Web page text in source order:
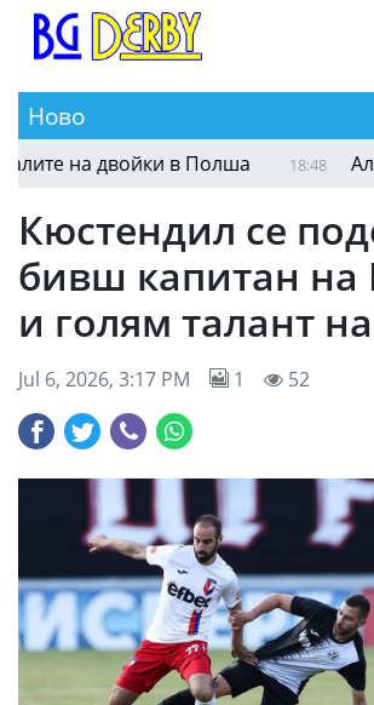
Ново
18:59 Александър Донски ще играе
Кюстендил се
бивш капитан на
и голям талант
Jul 6, 2026, 3:17 PM 1 52